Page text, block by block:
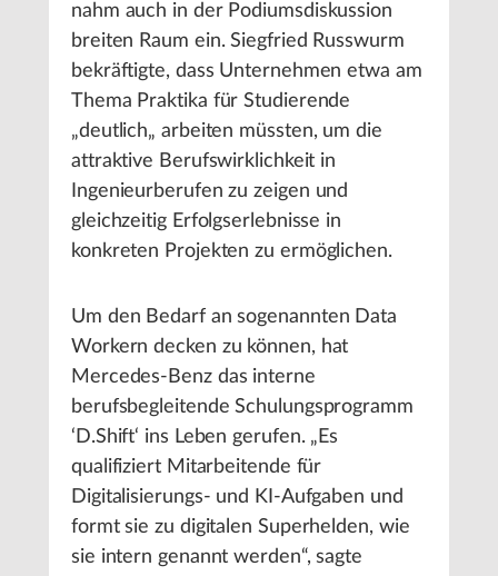
nahm auch in der Podiumsdiskussion
breiten Raum ein. Siegfried Russwurm
bekräftigte, dass Unternehmen etwa am
Thema Praktika für Studierende
„deutlich„ arbeiten müssten, um die
attraktive Berufswirklichkeit in
Ingenieurberufen zu zeigen und
gleichzeitig Erfolgserlebnisse in
konkreten Projekten zu ermöglichen.
Um den Bedarf an sogenannten Data
Workern decken zu können, hat
Mercedes-Benz das interne
berufsbegleitende Schulungsprogramm
‘D.Shift‘ ins Leben gerufen. „Es
qualifiziert Mitarbeitende für
Digitalisierungs- und KI-Aufgaben und
formt sie zu digitalen Superhelden, wie
sie intern genannt werden“, sagte